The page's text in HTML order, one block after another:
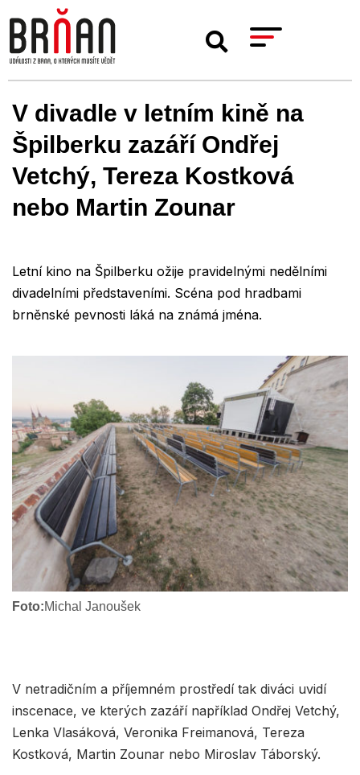
V divadle v letním kině na
Špilberku zazáří Ondřej
Vetchý, Tereza Kostková
nebo Martin Zounar
Letní kino na Špilberku ožije pravidelnými nedělními
divadelními představeními. Scéna pod hradbami
brněnské pevnosti láká na známá jména.
Foto:Michal Janoušek
V netradičním a příjemném prostředí tak diváci uvidí
inscenace, ve kterých zazáří například Ondřej Vetchý,
Lenka Vlasáková, Veronika Freimanová, Tereza
Kostková, Martin Zounar nebo Miroslav Táborský.